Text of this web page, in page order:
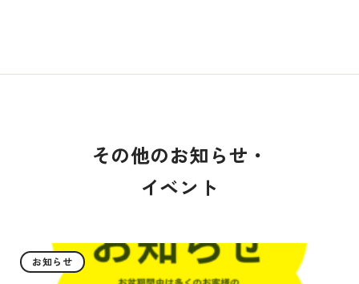
その他のお知らせ・
イベント
お知らせ